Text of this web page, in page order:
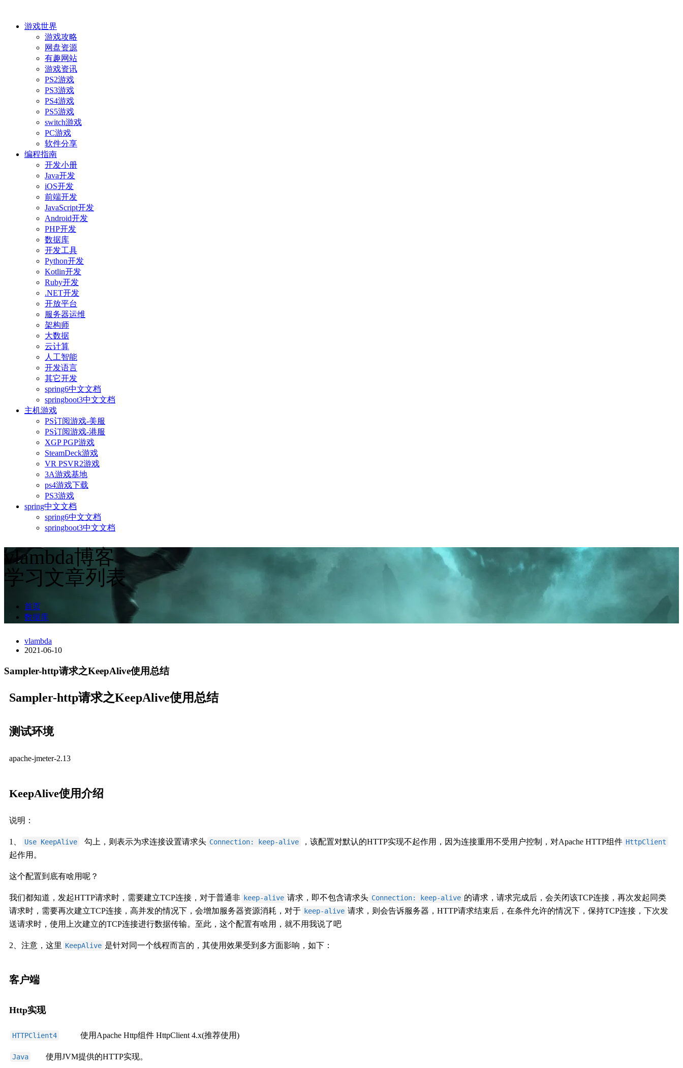
游戏世界
游戏攻略
网盘资源
有趣网站
游戏资讯
PS2游戏
PS3游戏
PS4游戏
PS5游戏
switch游戏
PC游戏
软件分享
编程指南
开发小册
Java开发
iOS开发
前端开发
JavaScript开发
Android开发
PHP开发
数据库
开发工具
Python开发
Kotlin开发
Ruby开发
.NET开发
开放平台
服务器运维
架构师
大数据
云计算
人工智能
开发语言
其它开发
spring6中文文档
springboot3中文文档
主机游戏
PS订阅游戏-美服
PS订阅游戏-港服
XGP PGP游戏
SteamDeck游戏
VR PSVR2游戏
3A游戏基地
ps4游戏下载
PS3游戏
spring中文文档
spring6中文文档
springboot3中文文档
vlambda博客
学习文章列表
首页
数据库
vlambda
2021-06-10
Sampler-http请求之KeepAlive使用总结
Sampler-http请求之KeepAlive使用总结
测试环境
apache-jmeter-2.13
KeepAlive使用介绍
说明：
1、 Use KeepAlive 勾上，则表示为求连接设置请求头 Connection: keep-alive ，该配置对默认的HTTP实现不起作用，因为连接重用不受用户控制，对Apache HTTP组件 HttpClient
起作用。
这个配置到底有啥用呢？
我们都知道，发起HTTP请求时，需要建立TCP连接，对于普通非 keep-alive 请求，即不包含请求头 Connection: keep-alive 的请求，请求完成后，会关闭该TCP连接，再次发起同类
请求时，需要再次建立TCP连接，高并发的情况下，会增加服务器资源消耗，对于 keep-alive 请求，则会告诉服务器，HTTP请求结束后，在条件允许的情况下，保持TCP连接，下次发
送请求时，使用上次建立的TCP连接进行数据传输。至此，这个配置有啥用，就不用我说了吧
2、注意，这里 KeepAlive 是针对同一个线程而言的，其使用效果受到多方面影响，如下：
客户端
Http实现
HTTPClient4 使用Apache Http组件 HttpClient 4.x(推荐使用)
Java 使用JVM提供的HTTP实现。